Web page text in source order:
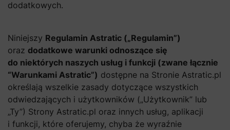
dodatkowych.
Niniejszy Regulamin Astratic („Regulamin”)
oraz dodatkowe warunki odnoszące się
do niektórych naszych usług i funkcji (zwane łącznie
“Warunkami Astratic”) dostępne na Stronie Astratic.pl
określają wszelkie zasady dotyczące wszystkich
odwiedzających i użytkowników („Użytkownik” lub
„Ty”) Strony Astratic.pl oraz innych usług, aplikacji
i funkcji, które oferujemy, chyba że wyraźnie